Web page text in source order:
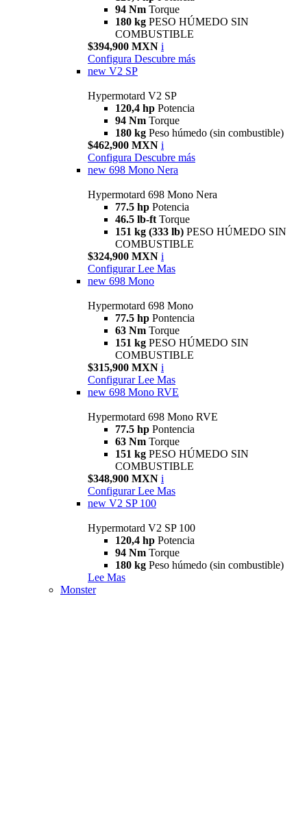
94 Nm Torque
180 kg PESO HÚMEDO SIN
COMBUSTIBLE
$394,900 MXN i
Configura Descubre más
new V2 SP
Hypermotard V2 SP
120,4 hp Potencia
94 Nm Torque
180 kg Peso húmedo (sin combustible)
$462,900 MXN i
Configura Descubre más
new 698 Mono Nera
Hypermotard 698 Mono Nera
77.5 hp Potencia
46.5 lb-ft Torque
151 kg (333 lb) PESO HÚMEDO SIN
COMBUSTIBLE
$324,900 MXN i
Configurar Lee Mas
new 698 Mono
Hypermotard 698 Mono
77.5 hp Pontencia
63 Nm Torque
151 kg PESO HÚMEDO SIN
COMBUSTIBLE
$315,900 MXN i
Configurar Lee Mas
new 698 Mono RVE
Hypermotard 698 Mono RVE
77.5 hp Pontencia
63 Nm Torque
151 kg PESO HÚMEDO SIN
COMBUSTIBLE
$348,900 MXN i
Configurar Lee Mas
new V2 SP 100
Hypermotard V2 SP 100
120,4 hp Potencia
94 Nm Torque
180 kg Peso húmedo (sin combustible)
Lee Mas
Monster